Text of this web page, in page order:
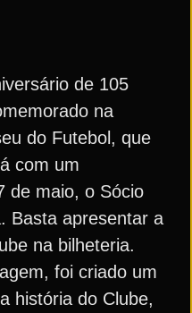
de 105
na
do Futebol, que
com um
de maio, o Sócio
Basta apresentar a
na bilheteria.
foi criado um
história do Clube,